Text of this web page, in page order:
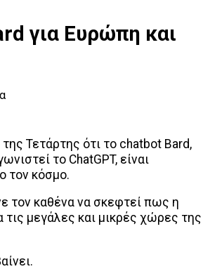
για Ευρώπη και
Τετάρτης ότι το chatbot Bard,
το ChatGPT, είναι
τον κόσμο.
τον καθένα να σκεφτεί πως η
τις μεγάλες και μικρές χώρες της